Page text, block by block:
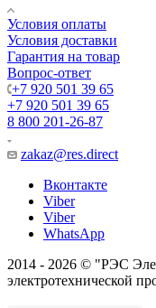
Условия оплаты
Условия доставки
Гарантия на товар
Вопрос-ответ
+7 920 501 39 65
+7 920 501 39 65
8 800 201-26-87
zakaz@res.direct
Вконтакте
Viber
Viber
WhatsApp
2014 - 2026 © "РЭС
электротехнической